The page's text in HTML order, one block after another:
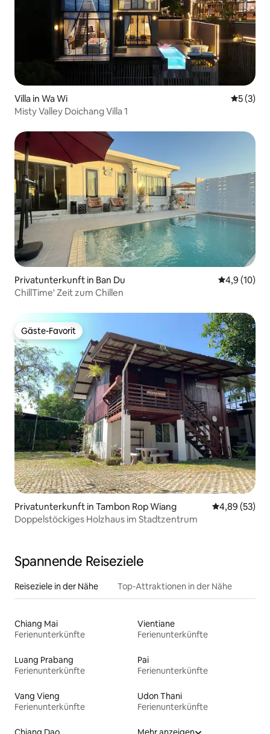
Villa in Wa Wi
5 (3)
Misty Valley Doichang Villa 1
Privatunterkunft in Ban Du
4,9 (10)
ChillTime' Zeit zum Chillen
Gäste-Favorit
Gäste-Favorit
Privatunterkunft in Tambon Rop Wiang
4,89 (53)
Doppelstöckiges Holzhaus im Stadtzentrum
Spannende Reiseziele
Reiseziele in der Nähe Top-Attraktionen in der Nähe
Chiang Mai
Ferienunterkünfte
Vientiane
Ferienunterkünfte
Luang Prabang
Ferienunterkünfte
Pai
Ferienunterkünfte
Vang Vieng
Ferienunterkünfte
Udon Thani
Ferienunterkünfte